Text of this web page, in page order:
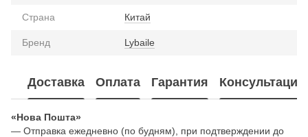
Страна Китай
Бренд Lybaile
Доставка Оплата Гарантия Консультация
«Нова Пошта»
— Отправка ежедневно (по будням), при подтверждении до